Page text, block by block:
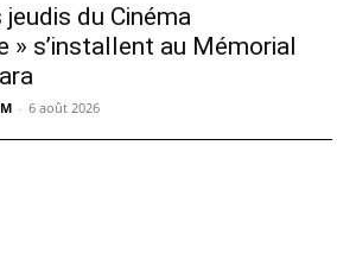
jeudis du Cinéma
» s’installent au Mémorial
- 6 août 2026